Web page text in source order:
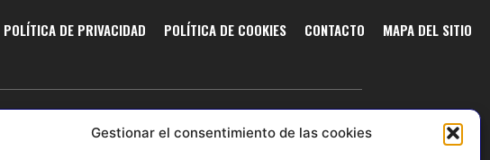
Gestionar el consentimiento de las cookies
POLÍTICA DE PRIVACIDAD POLÍTICA DE COOKIES CONTACTO MAPA DEL SITIO